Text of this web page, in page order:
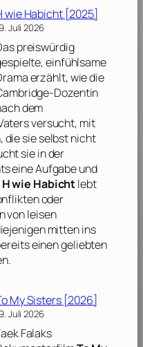
wie Habicht [2025]
Juli 2026
preiswürdig
einfühlsame
erzählt, wie die
Dozentin
dem
versucht, mit
die sie selbst nicht
sie in der
eine Aufgabe und
H wie Habichtlebt
oder
von leisen
mitten ins
einen geliebten
My Sisters [2026]
Juli 2026
Falaks